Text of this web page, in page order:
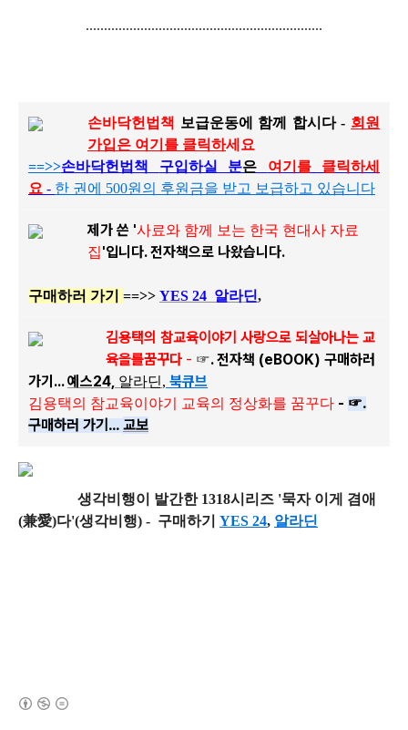
.................................................................
손바닥헌법책 보급운동에 함께 합시다 - 회원
가입은 여기를 클릭하세요
==>>손바닥헌법책 구입하실 분은
여기를 클릭하세
요 - 한 권에 500원의 후원금을 받고 보급하고 있습니다
제가 쓴 '사료와 함께 보는 한국 현대사 자료
집'입니다.전자책으로 나왔습니다.
구매하러 가기 ==>> YES 24 알라딘,
김용택의 참교육이야기 사랑으로 되살아나는 교
육을를꿈꾸다 - ☞. 전자책 (eBOOK) 구매하러
가기...예스24, 알라딘, 북큐브
김용택의 참교육이야기 교육의 정상화를 꿈꾸다 - ☞.
구매하러 가기... 교보
생각비행이 발간한 1318시리즈 '묵자 이게 겸애
(兼愛)다'(생각비행) - 구매하기 YES 24, 알라딘